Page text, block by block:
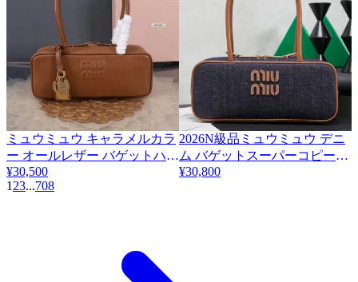
2ミュウミュウ キャラメルカラ
ー オールレザー バゲットハン
ドバッグ品質と絶妙 5BB173-2
¥30,500
2
2026N級品ミュウミュウ デニ
ム バゲットスーパーコピーハ
ンドバッグ 5BB173-1
¥30,800
1 23...708